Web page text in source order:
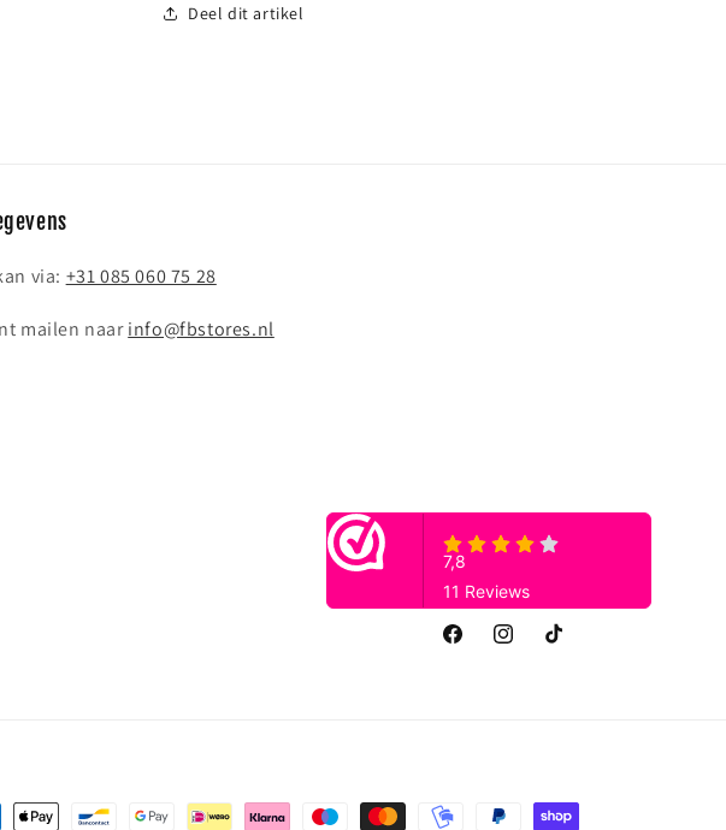
Deel dit artikel
via: +31 085 060 75 28
mailen naarinfo@fbstores.nl
FacebookInstagramTikTok